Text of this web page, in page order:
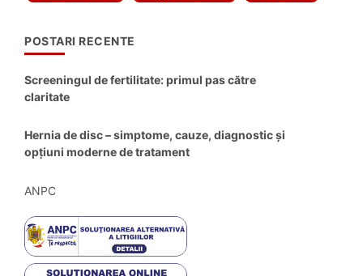
POSTARI RECENTE
Screeningul de fertilitate: primul pas către
claritate
Hernia de disc – simptome, cauze, diagnostic și
opțiuni moderne de tratament
ANPC